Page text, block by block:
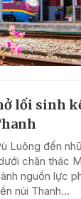
lối sinh
Luông đến
chân thác
nguồn lực
núi Thanh...